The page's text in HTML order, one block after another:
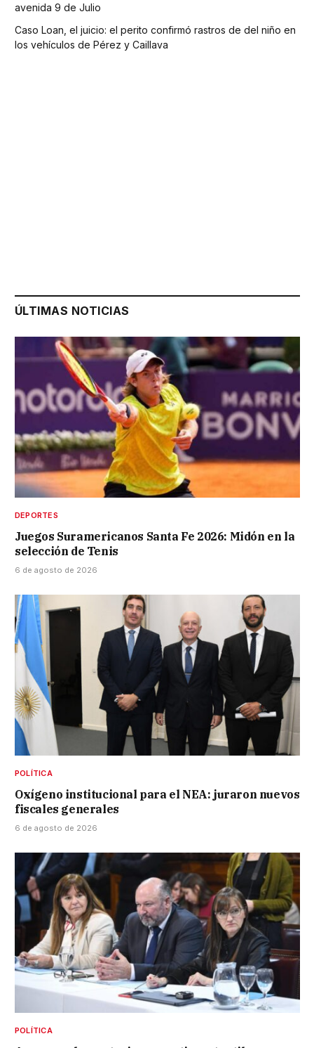
avenida 9 de Julio
Caso Loan, el juicio: el perito confirmó rastros de del niño en
los vehículos de Pérez y Caillava
ÚLTIMAS NOTICIAS
DEPORTES
Juegos Suramericanos Santa Fe 2026: Midón en la
selección de Tenis
6 de agosto de 2026
POLÍTICA
Oxígeno institucional para el NEA: juraron nuevos
fiscales generales
6 de agosto de 2026
POLÍTICA